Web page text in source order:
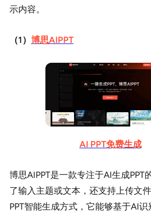
示内容。
（1） 博思AIPPT
AI PPT免费生成
博思AIPPT是一款专注于AI生成PPT
了输入主题或文本，还支持上传文
PPT智能生成方式，它能够基于AI